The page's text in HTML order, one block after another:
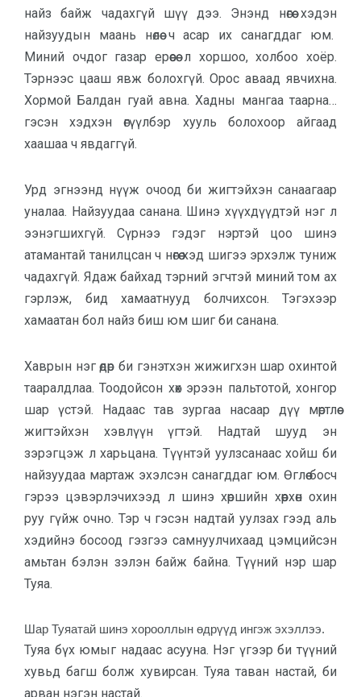
найз байж чадахгүй шүү дээ. Энэнд нөгөө хэдэн
найзуудын маань нөлөө ч асар их санагддаг юм.
Миний очдог газар ерөөсөө л хоршоо, холбоо хоёр.
Тэрнээс цааш явж болохгүй. Орос аваад явчихна.
Хормой Балдан гуай авна. Хадны мангаа таарна…
гэсэн хэдхэн өгүүлбэр хууль болохоор айгаад
хаашаа ч явдаггүй.
Урд эгнээнд нүүж очоод би жигтэйхэн санаагаар
уналаа. Найзуудаа санана. Шинэ хүүхдүүдтэй нэг л
ээнэгшихгүй. Сүрнээ гэдэг нэртэй цоо шинэ
атамантай танилцсан ч нөгөө хэд шигээ эрхэлж туниж
чадахгүй. Ядаж байхад тэрний эгчтэй миний том ах
гэрлэж, бид хамаатнууд болчихсон. Тэгэхээр
хамаатан бол найз биш юм шиг би санана.
Хаврын нэг өдөр би гэнэтхэн жижигхэн шар охинтой
тааралдлаа. Тоодойсон хөх эрээн пальтотой, хонгор
шар үстэй. Надаас тав зургаа насаар дүү мөртлөө
жигтэйхэн хэвлүүн үгтэй. Надтай шууд эн
зэрэгцэж л харьцана. Түүнтэй уулзсанаас хойш би
найзуудаа мартаж эхэлсэн санагддаг юм. Өглөө босч
гэрээ цэвэрлэчихээд л шинэ хөршийн хөөрхөн охин
руу гүйж очно. Тэр ч гэсэн надтай уулзах гээд аль
хэдийнэ босоод гэзгээ самнуулчихаад цэмцийсэн
амьтан бэлэн зэлэн байж байна. Түүний нэр шар
Туяа.
Шар Туяатай шинэ хорооллын өдрүүд ингэж эхэллээ.
Туяа бүх юмыг надаас асууна. Нэг үгээр би түүний
хувьд багш болж хувирсан. Туяа таван настай, би
арван нэгэн настай.